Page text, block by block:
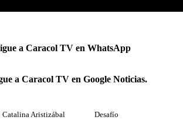
a Caracol TV en WhatsApp
a Caracol TV en Google Noticias.
Catalina Aristizábal Desafío